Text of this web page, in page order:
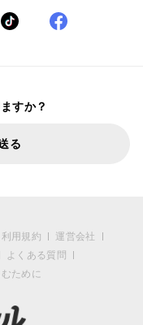
すか？
る
利用規約
運営会社
よくある質問
ために